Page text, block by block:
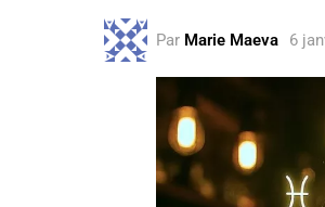
Par Marie Maeva 6